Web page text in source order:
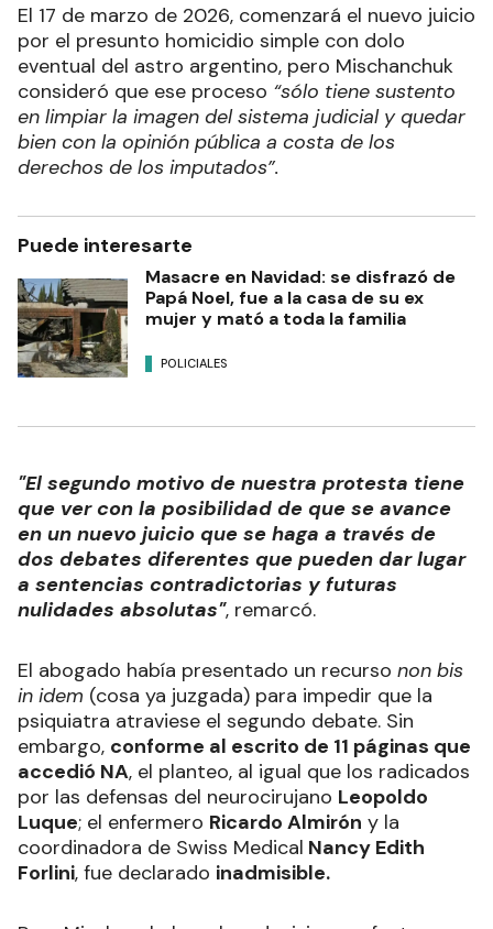
El 17 de marzo de 2026, comenzará el nuevo juicio
por el presunto homicidio simple con dolo
eventual del astro argentino, pero Mischanchuk
consideró que ese proceso “sólo tiene sustento
en limpiar la imagen del sistema judicial y quedar
bien con la opinión pública a costa de los
derechos de los imputados”.
Puede interesarte
Masacre en Navidad: se disfrazó de
Papá Noel, fue a la casa de su ex
mujer y mató a toda la familia
POLICIALES
"El segundo motivo de nuestra protesta tiene
que ver con la posibilidad de que se avance
en un nuevo juicio que se haga a través de
dos debates diferentes que pueden dar lugar
a sentencias contradictorias y futuras
nulidades absolutas", remarcó.
El abogado había presentado un recurso non bis
in idem (cosa ya juzgada) para impedir que la
psiquiatra atraviese el segundo debate. Sin
embargo, conforme al escrito de 11 páginas que
accedió NA, el planteo, al igual que los radicados
por las defensas del neurocirujano Leopoldo
Luque; el enfermero Ricardo Almirón y la
coordinadora de Swiss Medical Nancy Edith
Forlini, fue declarado inadmisible.